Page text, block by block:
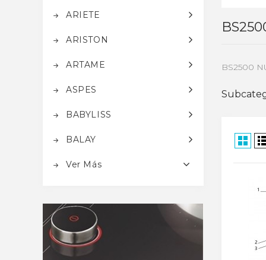
ARIETE
ARISTON
ARTAME
ASPES
BABYLISS
BALAY
Ver Más
BS2500